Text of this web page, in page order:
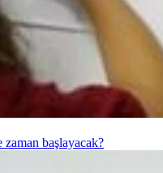
zaman başlayacak?